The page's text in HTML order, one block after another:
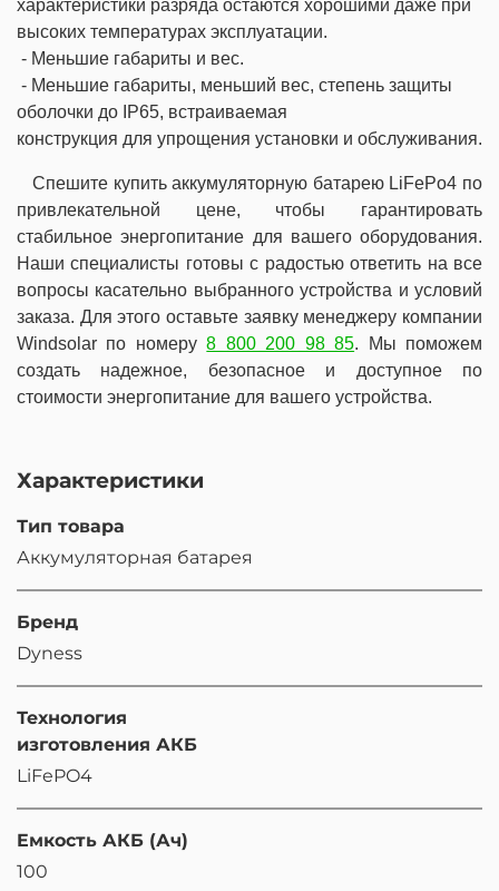
характеристики разряда остаются хорошими даже при
высоких температурах эксплуатации.
- Меньшие габариты и вес.
- Меньшие габариты, меньший вес, степень защиты
оболочки до IP65, встраиваемая
конструкция для упрощения установки и обслуживания.
Спешите купить аккумуляторную батарею LiFePo4 по
привлекательной цене, чтобы гарантировать
стабильное энергопитание для вашего оборудования.
Наши специалисты готовы с радостью ответить на все
вопросы касательно выбранного устройства и условий
заказа. Для этого оставьте заявку менеджеру компании
Windsolar по номеру8 800 200 98 85. Мы поможем
создать надежное, безопасное и доступное по
стоимости энергопитание для вашего устройства.
Характеристики
Тип товара
Аккумуляторная батарея
Бренд
Dyness
Технология
изготовления АКБ
LiFePO4
Eмкость АКБ (Ач)
100